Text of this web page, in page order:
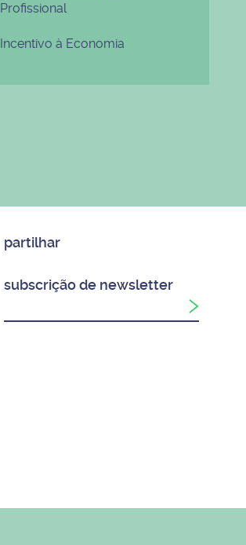
Profissional
Incentivo à Economia
partilhar
subscrição de newsletter